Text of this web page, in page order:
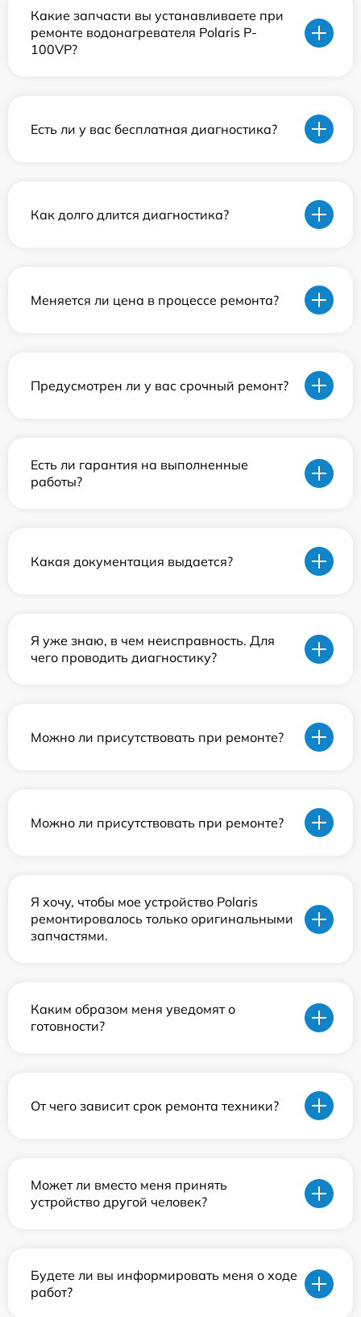
Какие запчасти вы устанавливаете при
ремонте водонагревателя Polaris P-
100VP?
Есть ли у вас бесплатная диагностика?
Как долго длится диагностика?
Меняется ли цена в процессе ремонта?
Предусмотрен ли у вас срочный ремонт?
Есть ли гарантия на выполненные
работы?
Какая документация выдается?
Я уже знаю, в чем неисправность. Для
чего проводить диагностику?
Можно ли присутствовать при ремонте?
Можно ли присутствовать при ремонте?
Я хочу, чтобы мое устройство Polaris
ремонтировалось только оригинальными
запчастями.
Каким образом меня уведомят о
готовности?
От чего зависит срок ремонта техники?
Может ли вместо меня принять
устройство другой человек?
Будете ли вы информировать меня о ходе
работ?